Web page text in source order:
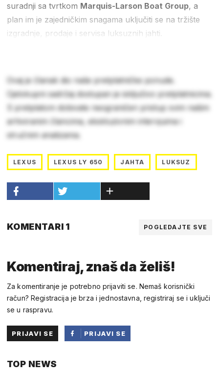
suradnji sa tvrtkom Marquis-Larson Boat Group, a
plan im je zajedničkim snagama uključiti se na tržište
izgradnje, prodaje i servisa luksuznih jahti.
Ovaj je članak dio naše pretplatničke ponude.
Cjelokupni sadržaj dostupan je isključivo pretplatnicima.
S pretplatom dobivate neograničen pristup svim našim
arhiviranim člancima, ekskluzivnim intervjuima i
stručnim analizama.
LEXUS LEXUS LY 650 JAHTA LUKSUZ
KOMENTARI 1 POGLEDAJTE SVE
Komentiraj, znaš da želiš!
Za komentiranje je potrebno prijaviti se. Nemaš korisnički
račun? Registracija je brza i jednostavna, registriraj se i uključi
se u raspravu.
PRIJAVI SE
PRIJAVI SE
TOP NEWS